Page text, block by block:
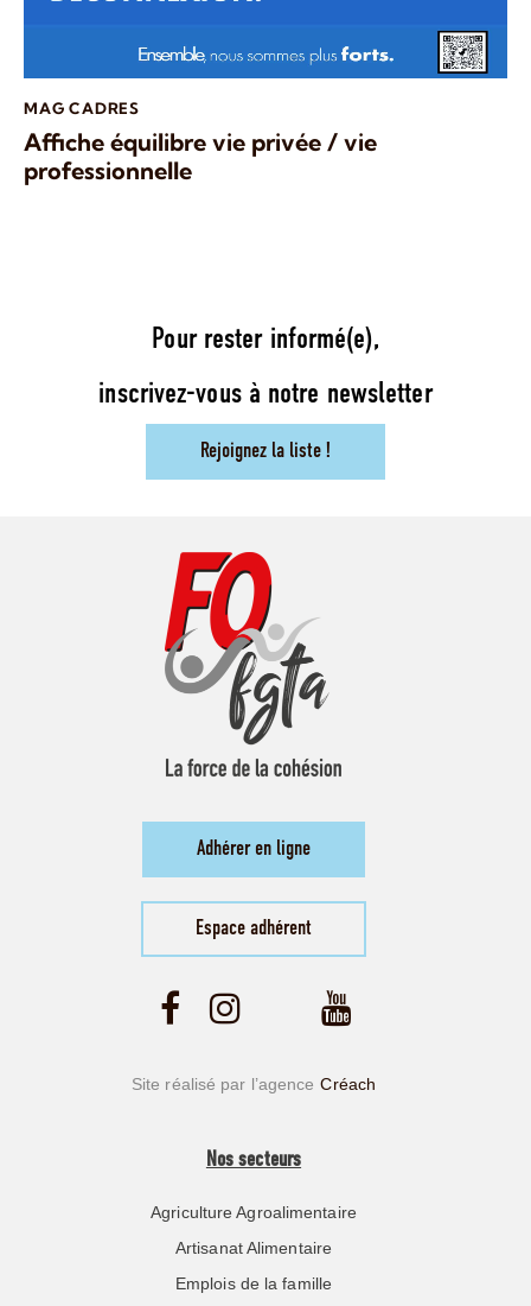
MAG CADRES
Affiche équilibre vie privée / vie
professionnelle
Pour rester informé(e),
inscrivez-vous à notre newsletter
Rejoignez la liste !
Adhérer en ligne
Espace adhérent
Site réalisé par l’agence Créach
Nos secteurs
Agriculture Agroalimentaire
Artisanat Alimentaire
Emplois de la famille